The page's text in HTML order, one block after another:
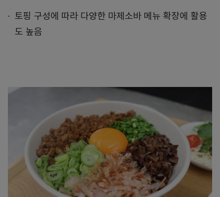
토핑 구성에 따라 다양한 마제소바 메뉴 확장에 활용
도 높음